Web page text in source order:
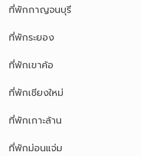
ที่พักกาญจนบุรี
ที่พักระยอง
ที่พักเขาค้อ
ที่พักเชียงใหม่
ที่พักเกาะล้าน
ที่พักม่อนแจ่ม